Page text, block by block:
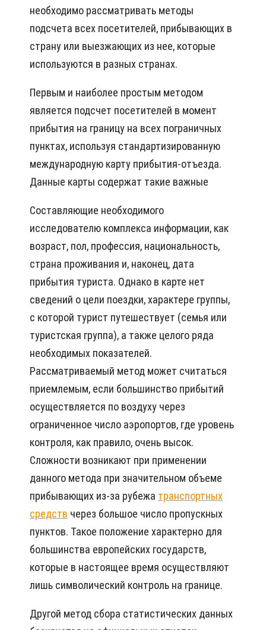
необходимо рассматривать методы
подсчета всех посетителей, прибывающих в
страну или выезжающих из нее, которые
используются в разных странах.
Первым и наиболее простым методом
является подсчет посетителей в момент
прибытия на границу на всех пограничных
пунктах, используя стандартизированную
международную карту прибытия-отъезда.
Данные карты содержат такие важные
Составляющие необходимого
исследователю комплекса информации, как
возраст, пол, профессия, национальность,
страна проживания и, наконец, дата
прибытия туриста. Однако в карте нет
сведений о цели поездки, характере группы,
с которой турист путешествует (семья или
туристская группа), а также целого ряда
необходимых показателей.
Рассматриваемый метод может считаться
приемлемым, если большинство прибытий
осуществляется по воздуху через
ограниченное число аэропортов, где уровень
контроля, как правило, очень высок.
Сложности возникают при применении
данного метода при значительном объеме
прибывающих из-за рубежа транспортных
средств через большое число пропускных
пунктов. Такое положение характерно для
большинства европейских государств,
которые в настоящее время осуществляют
лишь символический контроль на границе.
Другой метод сбора статистических данных